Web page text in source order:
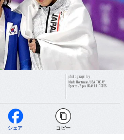
photograph by
Mark Hoffman/USA TODAY
Sports/Sipa USA/JIJI PRESS
シェア コピー